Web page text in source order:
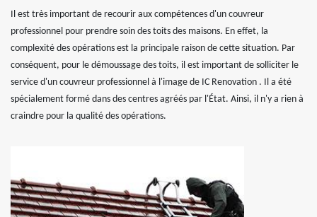
Il est très important de recourir aux compétences d'un couvreur
professionnel pour prendre soin des toits des maisons. En effet, la
complexité des opérations est la principale raison de cette situation. Par
conséquent, pour le démoussage des toits, il est important de solliciter le
service d'un couvreur professionnel à l'image de IC Renovation . Il a été
spécialement formé dans des centres agréés par l'État. Ainsi, il n'y a rien à
craindre pour la qualité des opérations.